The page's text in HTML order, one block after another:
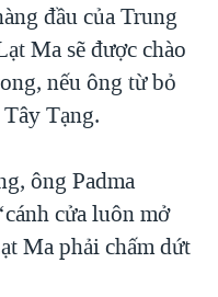
VIỆT NAM
VIỆT NAM
TỪ NÔNG THÔN MỸ
đầu của Trung
Ma sẽ được chào
nếu ông từ bỏ
Tạng.
ông Padma
cửa luôn mở
Ma phải chấm dứt